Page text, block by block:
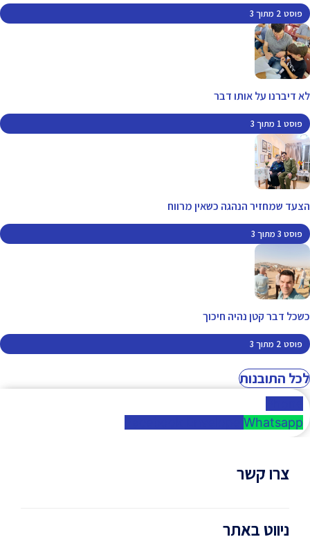
פוסט 2 מתוך 3
לא דיברנו על אותו דבר
פוסט 1 מתוך 3
הצעד שמחזיר הנהגה כשאין מרווח
פוסט 3 מתוך 3
כשכל דבר קטן נהיה חיכוך
פוסט 2 מתוך 3
לכל התובנות
Whatsapp
צרו קשר
052-3990071
ניווט באתר